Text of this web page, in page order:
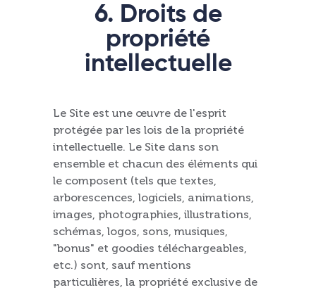
6. Droits de
propriété
intellectuelle
Le Site est une œuvre de l'esprit
protégée par les lois de la propriété
intellectuelle. Le Site dans son
ensemble et chacun des éléments qui
le composent (tels que textes,
arborescences, logiciels, animations,
images, photographies, illustrations,
schémas, logos, sons, musiques,
"bonus" et goodies téléchargeables,
etc.) sont, sauf mentions
particulières, la propriété exclusive de